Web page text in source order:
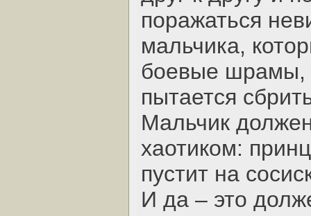
поражаться
мальчика,
боевые шрамы,
пытается
Мальчик
хаотиком:
пустит на
И да – это